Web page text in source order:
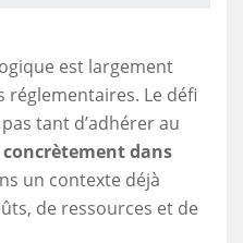
est largement
Le défi
tant d’adhérer au
concrètement dans
un contexte déjà
de ressources et de